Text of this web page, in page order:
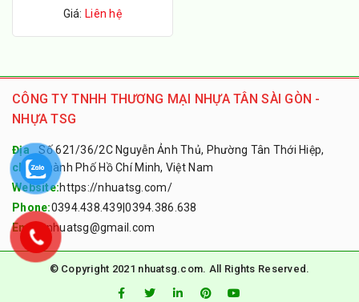
Giá: Liên hệ
CÔNG TY TNHH THƯƠNG MẠI NHỰA TÂN SÀI GÒN -
NHỰA TSG
Địa
chỉ:
Số 621/36/2C Nguyễn Ảnh Thủ, Phường Tân Thới Hiệp,
Thành Phố Hồ Chí Minh, Việt Nam
Website:https://nhuatsg.com/
Phone:0394.438.439 |0394.386.638
Email:nhuatsg@gmail.com
© Copyright 2021 nhuatsg.com. All Rights Reserved.